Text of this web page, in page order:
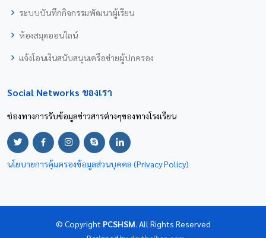
ระบบบันทึกกิจกรรมพัฒนาผู้เรียน
ห้องสมุดออนไลน์
แจ้งโอนเงินสนับสนุนเครือข่ายผู้ปกครอง
Social Networks ของเรา
ช่องทางการรับข้อมูลข่าวสารต่างๆของทางโรงเรียน
นโยบายการคุ้มครองข้อมูลส่วนบุคคล (Privacy Policy)
© Copyright PCSHSM. All Rights Reserved